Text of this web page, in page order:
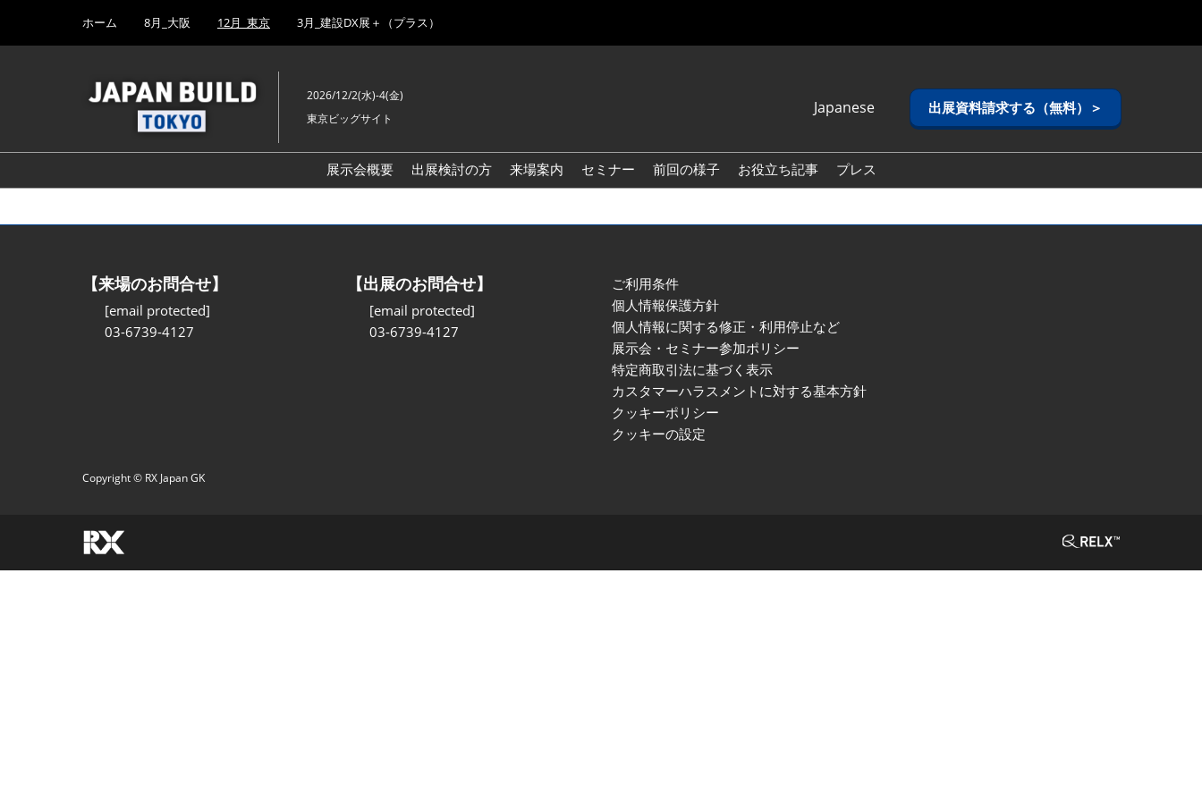
キ
し
to
ホーム 8月_大阪 12月_東京 3月_建設DX展＋（プラス）
2026/12/2(水)-4(金)
東京ビッグサイト
Japanese
English
Korean (Naver
出展資料請求する（無料）＞
展示会概要 出展検討の方 来場案内 セミナー 前回の様子 お役立ち記事 プレス
【来場のお問合せ】
[email protected]
03-6739-4127
【出展のお問合せ】
[email protected]
03-6739-4127
ご利用条件
個人情報保護方針
個人情報に関する修正・利用停止など
展示会・セミナー参加ポリシー
特定商取引法に基づく表示
カスタマーハラスメントに対する基本方針
クッキーポリシー
クッキーの設定
Copyright © RX Japan GK